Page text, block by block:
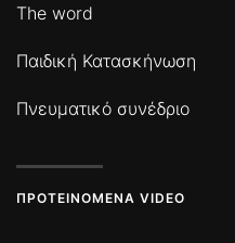
The word
Παιδική Κατασκήνωση
Πνευματικό συνέδριο
ΠΡΟΤΕΙΝΌΜΕΝΑ VIDEO